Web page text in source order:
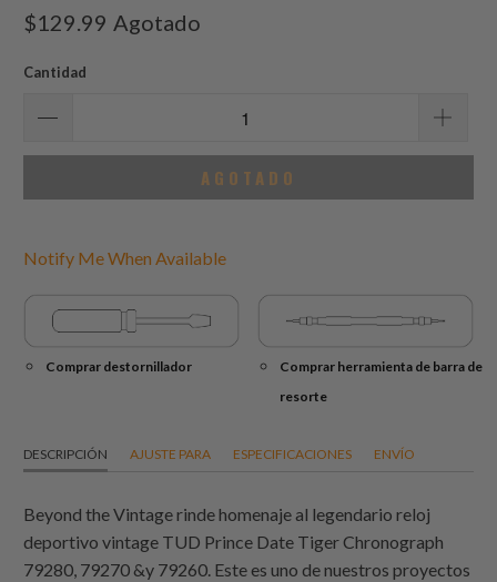
total
$129.99 Agotado
Cantidad
AGOTADO
Notify Me When Available
Comprar destornillador
Comprar herramienta de barra de
resorte
DESCRIPCIÓN AJUSTE PARA ESPECIFICACIONES ENVÍO
Beyond the Vintage rinde homenaje al legendario reloj
deportivo vintage TUD Prince Date Tiger Chronograph
79280, 79270 &y 79260. Este es uno de nuestros proyectos